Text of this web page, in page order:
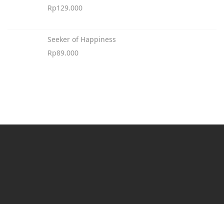
Rp129.000
Seeker of Happiness
Rp89.000